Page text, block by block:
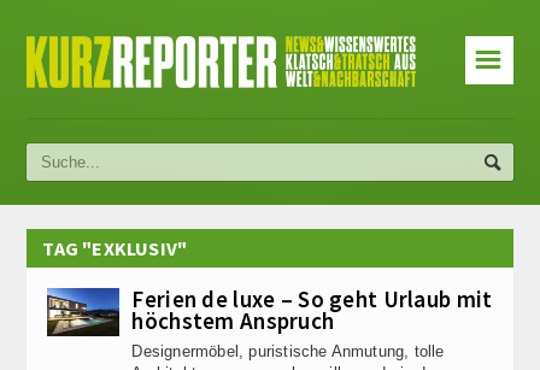
☰
TAG "EXKLUSIV"
Ferien de luxe – So geht Urlaub mit
höchstem Anspruch
Designermöbel, puristische Anmutung, tolle